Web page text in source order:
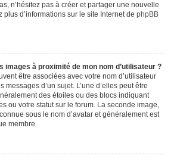
n’hésitez pas à créer et partager une nouvelle
plus d’informations sur le site Internet de phpBB
images à proximité de mon nom d’utilisateur ?
être associées avec votre nom d’utilisateur
messages d’un sujet. L’une d’elles peut être
des étoiles ou des blocs indiquant
ou votre statut sur le forum. La seconde image,
sous le nom d’avatar et généralement est
membre.